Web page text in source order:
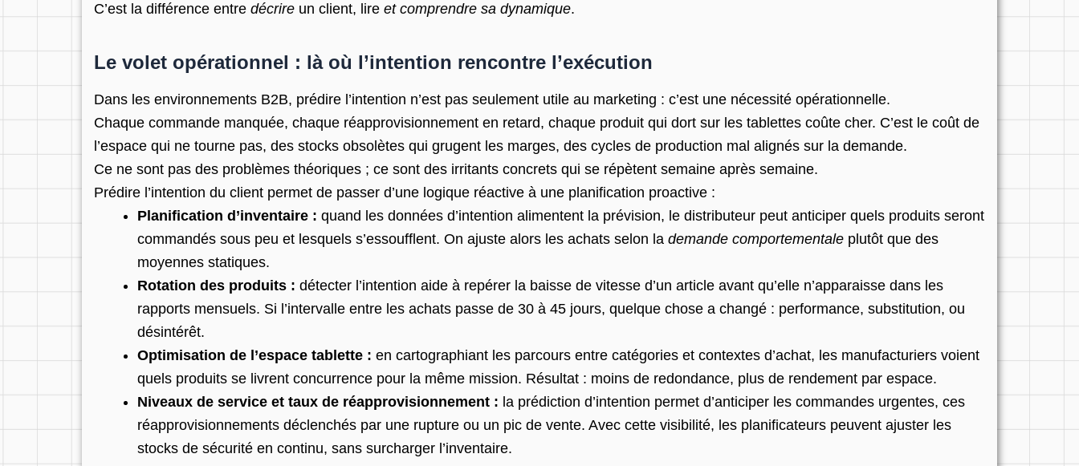
C’est la différence entre décrire un client, lire et comprendre sa dynamique.
Le volet opérationnel : là où l’intention rencontre l’exécution
Dans les environnements B2B, prédire l’intention n’est pas seulement utile au marketing : c’est une nécessité opérationnelle.
Chaque commande manquée, chaque réapprovisionnement en retard, chaque produit qui dort sur les tablettes coûte cher. C’est le coût de
l’espace qui ne tourne pas, des stocks obsolètes qui grugent les marges, des cycles de production mal alignés sur la demande.
Ce ne sont pas des problèmes théoriques ; ce sont des irritants concrets qui se répètent semaine après semaine.
Prédire l’intention du client permet de passer d’une logique réactive à une planification proactive :
Planification d’inventaire : quand les données d’intention alimentent la prévision, le distributeur peut anticiper quels produits seront
commandés sous peu et lesquels s’essoufflent. On ajuste alors les achats selon la demande comportementale plutôt que des
moyennes statiques.
Rotation des produits : détecter l’intention aide à repérer la baisse de vitesse d’un article avant qu’elle n’apparaisse dans les
rapports mensuels. Si l’intervalle entre les achats passe de 30 à 45 jours, quelque chose a changé : performance, substitution, ou
désintérêt.
Optimisation de l’espace tablette : en cartographiant les parcours entre catégories et contextes d’achat, les manufacturiers voient
quels produits se livrent concurrence pour la même mission. Résultat : moins de redondance, plus de rendement par espace.
Niveaux de service et taux de réapprovisionnement : la prédiction d’intention permet d’anticiper les commandes urgentes, ces
réapprovisionnements déclenchés par une rupture ou un pic de vente. Avec cette visibilité, les planificateurs peuvent ajuster les
stocks de sécurité en continu, sans surcharger l’inventaire.